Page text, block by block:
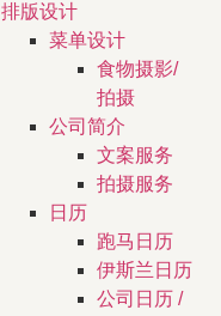
排版设计
菜单设计
食物摄影/
拍摄
公司简介
文案服务
拍摄服务
日历
跑马日历
伊斯兰日历
公司日历 /